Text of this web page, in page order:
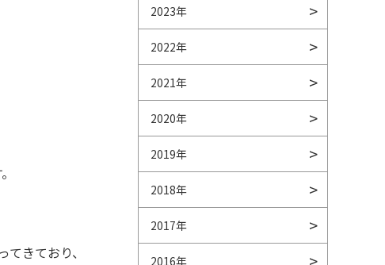
きており、
2023年
2022年
2021年
2020年
2019年
2018年
2017年
2016年